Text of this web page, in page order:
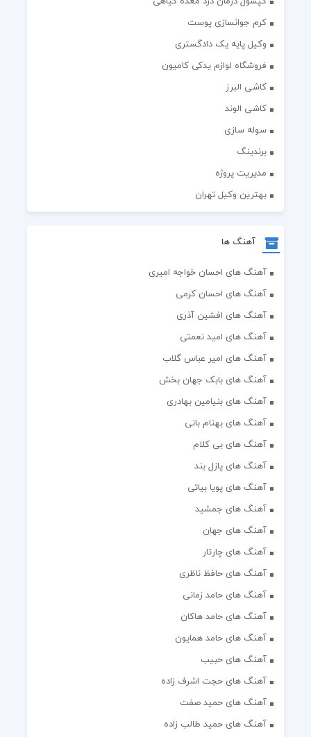
کرم جوانسازی پوست
وکیل پایه یک دادگستری
فروشگاه لوازم یدکی کامیون
کاشی البرز
کاشی الوند
سوله سازی
برندینگ
مدیریت پروژه
بهترین وکیل تهران
آهنگ ها
آهنگ های احسان خواجه امیری
آهنگ های احسان کرمی
آهنگ های افشین آذری
آهنگ های امید نعمتی
آهنگ های امیر عباس گلاب
آهنگ های بابک جهان بخش
آهنگ های بنیامین بهادری
آهنگ های بهنام بانی
آهنگ های بی کلام
آهنگ های پازل بند
آهنگ های پویا بیاتی
آهنگ های جمشید
آهنگ های جهان
آهنگ های چارتار
آهنگ های حافظ ناظری
آهنگ های حامد زمانی
آهنگ های حامد هاکان
آهنگ های حامد همایون
آهنگ های حبیب
آهنگ های حجت اشرف زاده
آهنگ های حمید صفت
آهنگ های حمید طالب زاده